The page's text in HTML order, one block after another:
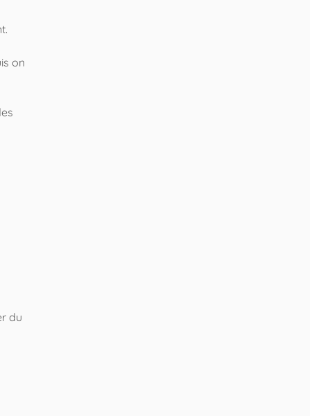
on
du